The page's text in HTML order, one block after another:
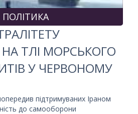
ПОЛІТИКА
ТЛІ МОРСЬКОГО
У ЧЕРВОНОМУ
підтримуваних Іраном
до самооборони